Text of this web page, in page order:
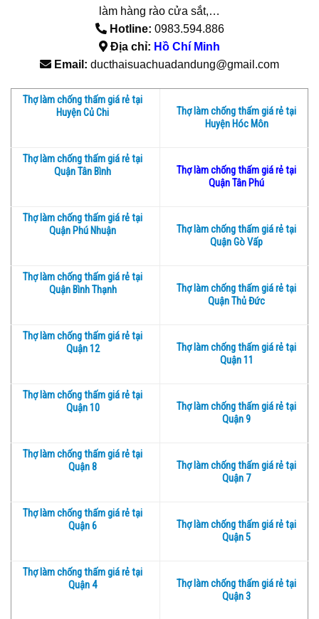
làm hàng rào cửa sắt,…
Hotline: 0983.594.886
Địa chỉ: Hồ Chí Minh
Email: ducthaisuachuadandung@gmail.com
Thợ làm chống thấm giá rẻ tại
Huyện Củ Chi
Thợ làm chống thấm giá rẻ tại
Huyện Hóc Môn
Thợ làm chống thấm giá rẻ tại
Quận Tân Bình
Thợ làm chống thấm giá rẻ tại
Quận Tân Phú
Thợ làm chống thấm giá rẻ tại
Quận Phú Nhuận
Thợ làm chống thấm giá rẻ tại
Quận Gò Vấp
Thợ làm chống thấm giá rẻ tại
Quận Bình Thạnh
Thợ làm chống thấm giá rẻ tại
Quận Thủ Đức
Thợ làm chống thấm giá rẻ tại
Quận 12
Thợ làm chống thấm giá rẻ tại
Quận 11
Thợ làm chống thấm giá rẻ tại
Quận 10
Thợ làm chống thấm giá rẻ tại
Quận 9
Thợ làm chống thấm giá rẻ tại
Quận 8
Thợ làm chống thấm giá rẻ tại
Quận 7
Thợ làm chống thấm giá rẻ tại
Quận 6
Thợ làm chống thấm giá rẻ tại
Quận 5
Thợ làm chống thấm giá rẻ tại
Quận 4
Thợ làm chống thấm giá rẻ tại
Quận 3